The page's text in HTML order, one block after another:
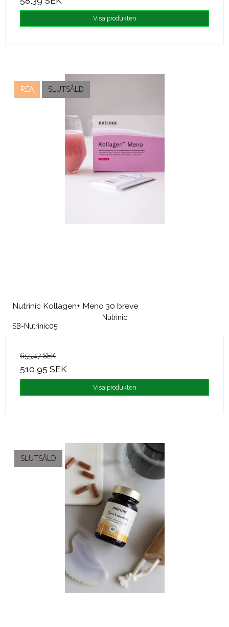
Visa produkten
REA SLUTSÅLD
Nutrinic Kollagen+ Meno 30 breve
Nutrinic
SB-Nutrinic05
655,47 SEK
510,95 SEK
Visa produkten
SLUTSÅLD